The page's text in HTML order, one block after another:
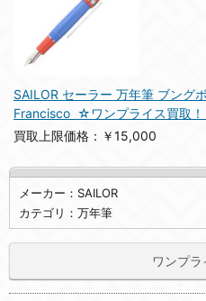
SAILOR セーラー 万年筆 ブング
Francisco ☆ワンプライス買取！
買取上限価格：￥15,000
メーカー：SAILOR
カテゴリ：万年筆
ワンプ